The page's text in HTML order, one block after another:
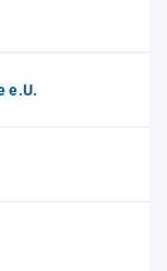
e.U.